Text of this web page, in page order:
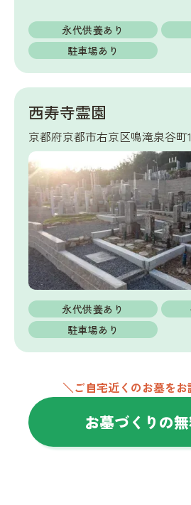
永代供養あり
駐車場あり
西寿寺霊園
京都府京都市右京区鳴滝泉谷町
永代供養あり
駐車場あり
＼ご自宅近くのお墓を
お墓づくりの